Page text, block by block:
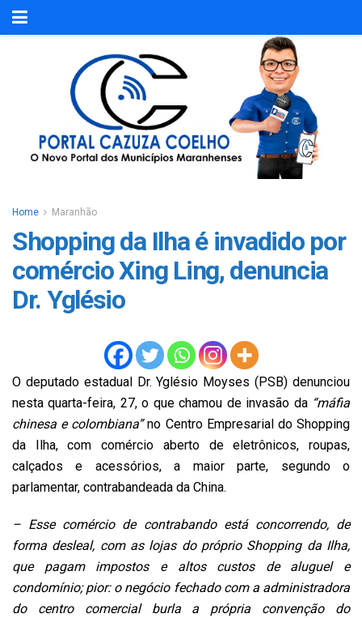
Home Maranhão
Shopping da Ilha é invadido por
comércio Xing Ling, denuncia
Dr. Yglésio
O deputado estadual Dr. Yglésio Moyses (PSB) denunciou
nesta quarta-feira, 27, o que chamou de invasão da “máfia
chinesa e colombiana”no Centro Empresarial do Shopping
da Ilha, com comércio aberto de eletrônicos, roupas,
calçados e acessórios, a maior parte, segundo o
parlamentar, contrabandeada da China.
– Esse comércio de contrabando está concorrendo, de
forma desleal, com as lojas do próprio Shopping da Ilha,
que pagam impostos e altos custos de aluguel e
condomínio; pior: o negócio fechado com a administradora
do centro comercial burla a própria convenção do